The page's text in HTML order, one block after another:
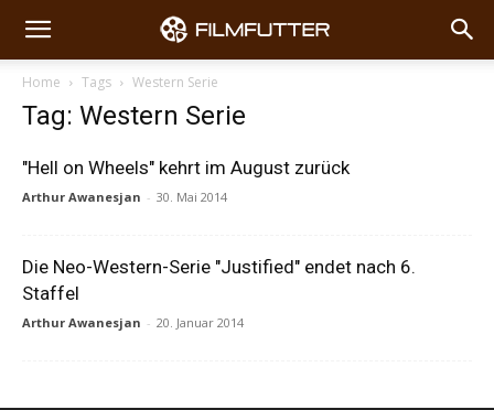
Home Tags Western Serie
Tag: Western Serie
"Hell on Wheels" kehrt im August zurück
Arthur Awanesjan - 30. Mai 2014
Die Neo-Western-Serie "Justified" endet nach 6.
Staffel
Arthur Awanesjan - 20. Januar 2014